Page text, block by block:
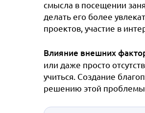
смысла в посещении
делать его более
проектов, участие в
Влияние внешних
или даже просто
учиться. Создание
решению этой проблемы.